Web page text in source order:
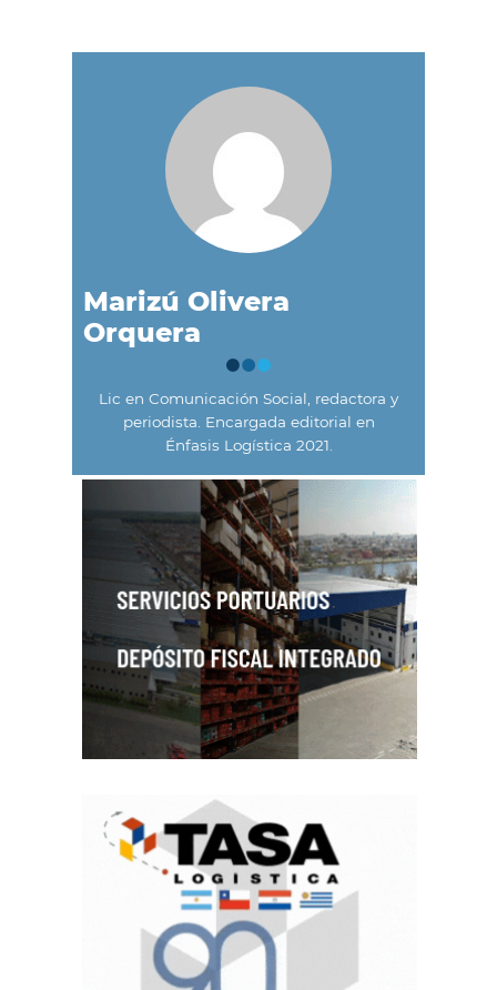
Marizú Olivera
Orquera
Lic en Comunicación Social, redactora y
periodista. Encargada editorial en
Énfasis Logística 2021.